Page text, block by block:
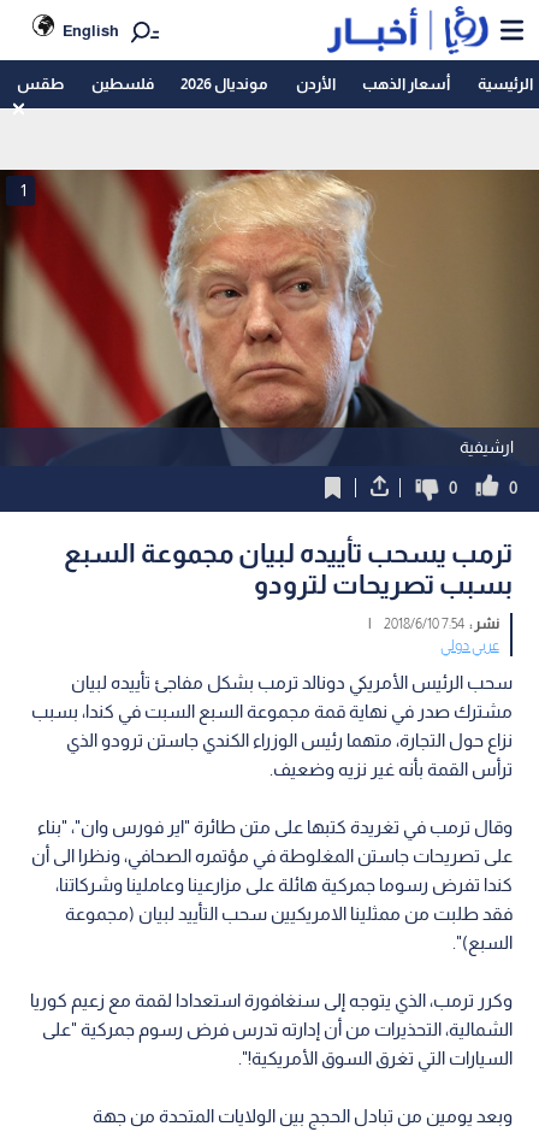
English
الرئيسية أسعار الذهب الأردن مونديال 2026 فلسطين طقس
ارشيفية
1
0
0
ترمب يسحب تأييده لبيان مجموعة السبع
بسبب تصريحات لترودو
نشر :7:54 2018/6/10
|
عربي دولي
سحب الرئيس الأمريكي دونالد ترمب بشكل مفاجئ تأييده لبيان
مشترك صدر في نهاية قمة مجموعة السبع السبت في كندا، بسبب
نزاع حول التجارة، متهما رئيس الوزراء الكندي جاستن ترودو الذي
ترأس القمة بأنه غير نزيه وضعيف.
وقال ترمب في تغريدة كتبها على متن طائرة "اير فورس وان"، "بناء
على تصريحات جاستن المغلوطة في مؤتمره الصحافي، ونظرا الى أن
كندا تفرض رسوما جمركية هائلة على مزارعينا وعاملينا وشركاتنا،
فقد طلبت من ممثلينا الامريكيين سحب التأييد لبيان (مجموعة
السبع)".
وكرر ترمب، الذي يتوجه إلى سنغافورة استعدادا لقمة مع زعيم كوريا
الشمالية، التحذيرات من أن إدارته تدرس فرض رسوم جمركية "على
السيارات التي تغرق السوق الأمريكية!".
وبعد يومين من تبادل الحجج بين الولايات المتحدة من جهة